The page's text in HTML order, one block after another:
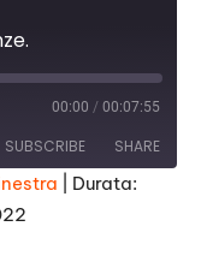
00:00 / 00:07:55
SUBSCRIBE SHARE
Durata: